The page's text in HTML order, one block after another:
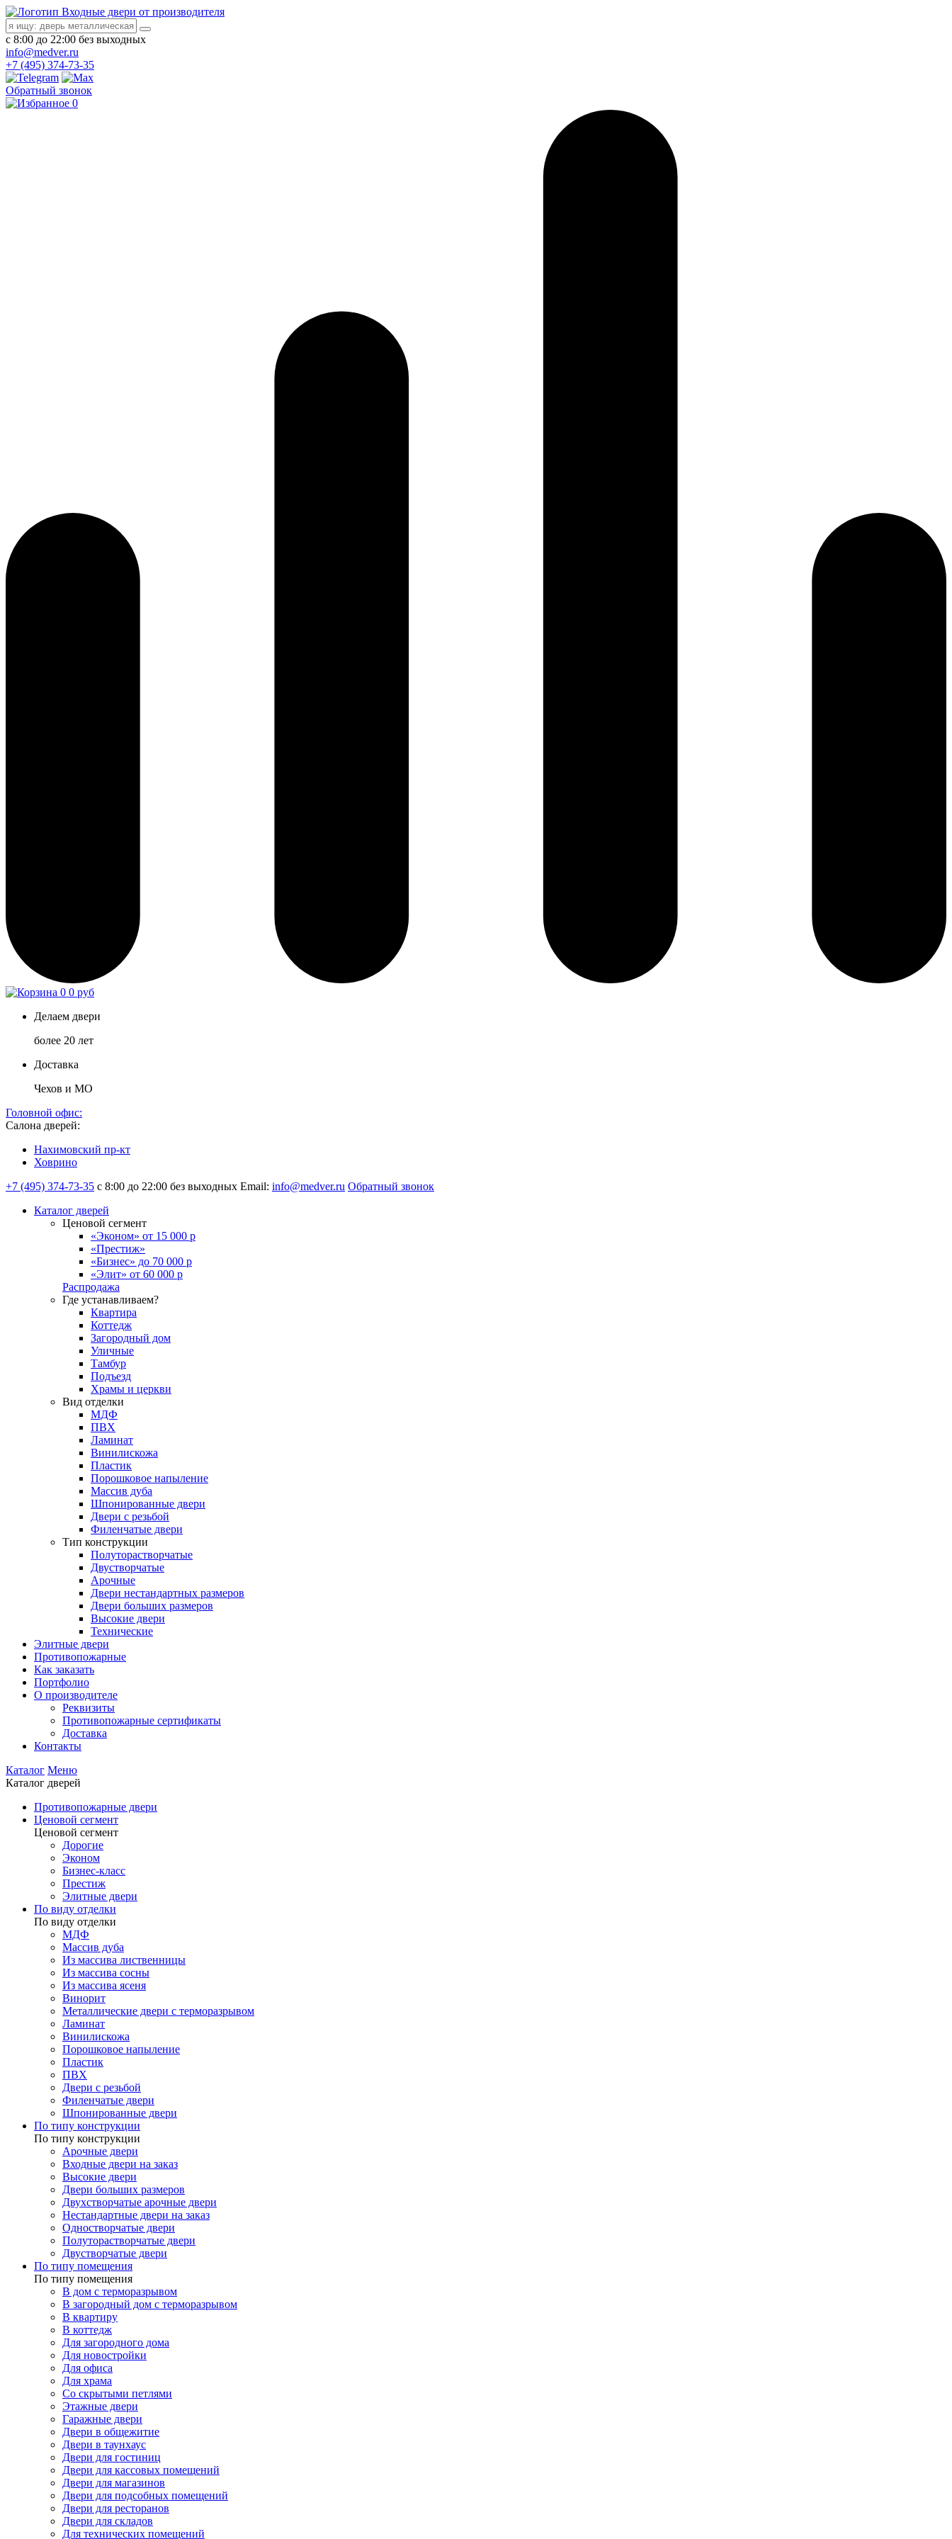
Входные двери от производителя
с 8:00 до 22:00 без выходных
info@medver.ru
+7 (495) 374-73-35
Обратный звонок
0
0 0 руб
Делаем двери
более 20 лет
Доставка
Чехов и МО
Головной офис:
Салона дверей:
Нахимовский пр-кт
Ховрино
+7 (495) 374-73-35 с 8:00 до 22:00 без выходных Email: info@medver.ru Обратный звонок
Каталог дверей
Ценовой сегмент
«Эконом» от 15 000 р
«Престиж»
«Бизнес» до 70 000 р
«Элит» от 60 000 р
Распродажа
Где устанавливаем?
Квартира
Коттедж
Загородный дом
Уличные
Тамбур
Подъезд
Храмы и церкви
Вид отделки
МДФ
ПВХ
Ламинат
Винилискожа
Пластик
Порошковое напыление
Массив дуба
Шпонированные двери
Двери с резьбой
Филенчатые двери
Тип конструкции
Полуторастворчатые
Двустворчатые
Арочные
Двери нестандартных размеров
Двери больших размеров
Высокие двери
Технические
Элитные двери
Противопожарные
Как заказать
Портфолио
О производителе
Реквизиты
Противопожарные сертификаты
Доставка
Контакты
Каталог Меню
Каталог дверей
Противопожарные двери
Ценовой сегмент
Ценовой сегмент
Дорогие
Эконом
Бизнес-класс
Престиж
Элитные двери
По виду отделки
По виду отделки
МДФ
Массив дуба
Из массива лиственницы
Из массива сосны
Из массива ясеня
Винорит
Металлические двери с терморазрывом
Ламинат
Винилискожа
Порошковое напыление
Пластик
ПВХ
Двери с резьбой
Филенчатые двери
Шпонированные двери
По типу конструкции
По типу конструкции
Арочные двери
Входные двери на заказ
Высокие двери
Двери больших размеров
Двухстворчатые арочные двери
Нестандартные двери на заказ
Одностворчатые двери
Полуторастворчатые двери
Двустворчатые двери
По типу помещения
По типу помещения
В дом с терморазрывом
В загородный дом с терморазрывом
В квартиру
В коттедж
Для загородного дома
Для новостройки
Для офиса
Для храма
Со скрытыми петлями
Этажные двери
Гаражные двери
Двери в общежитие
Двери в таунхаус
Двери для гостиниц
Двери для кассовых помещений
Двери для магазинов
Двери для подсобных помещений
Двери для ресторанов
Двери для складов
Для технических помещений